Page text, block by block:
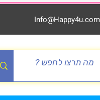
Info@Happy4u.com